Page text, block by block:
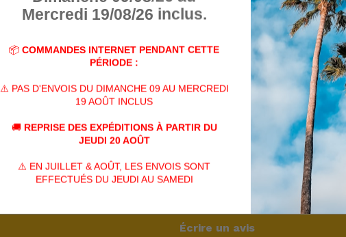
Idéal pour la rando,
paintball.
Du fait que ce type
est particulièrement
SUR
FACEBOOK
AVIS CLIENTS
Soyez le premier à écrire un avis
Écrire un avis
Mercredi 19/08/26 inclus.
📦 COMMANDES INTERNET PENDANT CETTE
PÉRIODE :
⚠️ PAS D'ENVOIS DU DIMANCHE 09 AU MERCREDI
19 AOÛT INCLUS
🚚 REPRISE DES EXPÉDITIONS À PARTIR DU
JEUDI 20 AOÛT
⚠️ EN JUILLET & AOÛT, LES ENVOIS SONT
EFFECTUÉS DU JEUDI AU SAMEDI